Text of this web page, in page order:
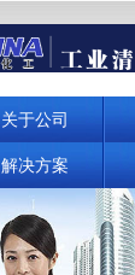
关于公司
解决方案